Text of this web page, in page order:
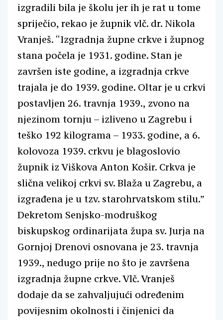
izgradili bila je školu jer ih je rat u tome
spriječio, rekao je župnik vlč. dr. Nikola
Vranješ. “Izgradnja župne crkve i župnog
stana počela je 1931. godine. Stan je
završen iste godine, a izgradnja crkve
trajala je do 1939. godine. Oltar je u crkvi
postavljen 26. travnja 1939., zvono na
njezinom tornju – izliveno u Zagrebu i
teško 192 kilograma – 1933. godine, a 6.
kolovoza 1939. crkvu je blagoslovio
župnik iz Viškova Anton Košir. Crkva je
slična velikoj crkvi sv. Blaža u Zagrebu, a
izgrađena je u tzv. starohrvatskom stilu.”
Dekretom Senjsko-modruškog
biskupskog ordinarijata župa sv. Jurja na
Gornjoj Drenovi osnovana je 23. travnja
1939., nedugo prije no što je završena
izgradnja župne crkve. Vlč. Vranješ
dodaje da se zahvaljujući određenim
povijesnim okolnosti i činjenici da